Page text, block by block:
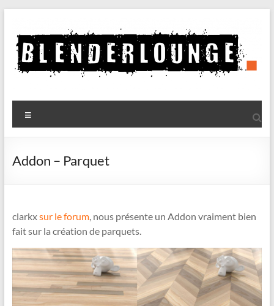
contenu
Blenderlounge
Le
de
Addon – Parquet
clarkxsur le forum, nous présente un Addon vraiment bien
fait sur la création de parquets.